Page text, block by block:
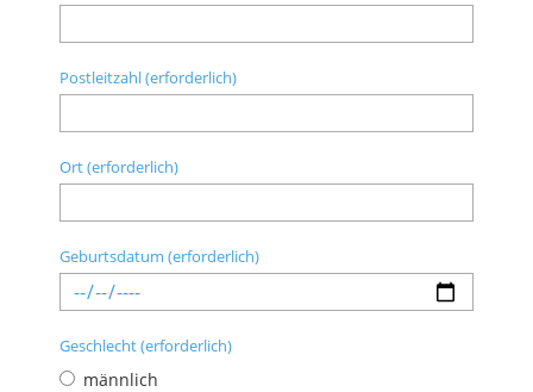
Postleitzahl (erforderlich)
Ort (erforderlich)
Geburtsdatum (erforderlich)
Geschlecht (erforderlich)
männlich